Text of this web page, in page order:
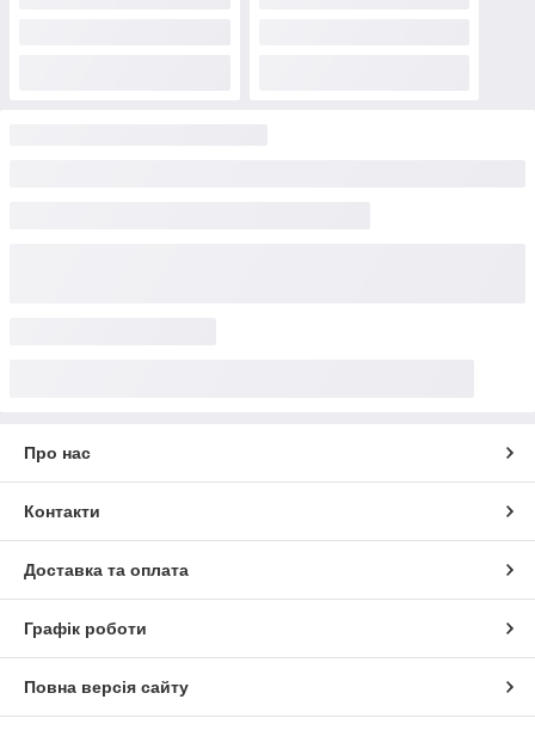
Про нас
Контакти
Доставка та оплата
Графік роботи
Повна версія сайту